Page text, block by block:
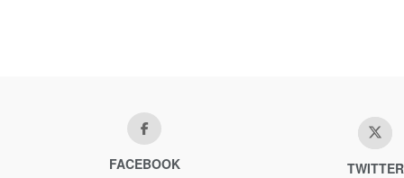
FACEBOOK TWITTER